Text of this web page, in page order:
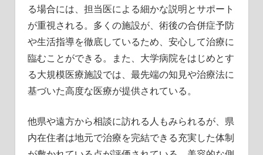
る場合には、担当医による細かな説明とサポート
が重視される。多くの施設が、術後の合併症予防
や生活指導を徹底しているため、安心して治療に
臨むことができる。また、大学病院をはじめとす
る大規模医療施設では、最先端の知見や治療法に
基づいた高度な医療が提供されている。
他県や遠方から相談に訪れる人もみられるが、県
内在住者は地元で治療を完結できる充実した体制